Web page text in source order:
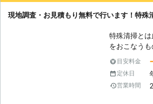
現地調査・お見積もり無料で行います！特殊
特殊清掃と
をおこなうものです。 高齢者の孤独死現場や
る場合や、
す。 このような時には一人で抱え込んだりせずに、特殊清掃隊へご相談く
ださい。 特殊清掃隊は、お客様のさまざまなニーズにお応えしておりま
す。 特殊な
目安料金
定休日
営業時間